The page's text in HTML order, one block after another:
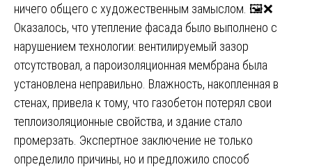
ничего общего с художественным замыслом. 🖼️❌
Оказалось, что утепление фасада было выполнено с
нарушением технологии: вентилируемый зазор
отсутствовал, а пароизоляционная мембрана была
установлена неправильно. Влажность, накопленная в
стенах, привела к тому, что газобетон потерял свои
теплоизоляционные свойства, и здание стало
промерзать. Экспертное заключение не только
определило причины, но и предложило способ